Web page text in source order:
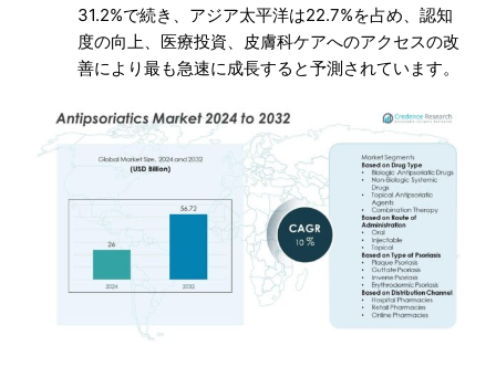
31.2%で続き、アジア太平洋は22.7%を占め、認知
度の向上、医療投資、皮膚科ケアへのアクセスの改
善により最も急速に成長すると予測されています。